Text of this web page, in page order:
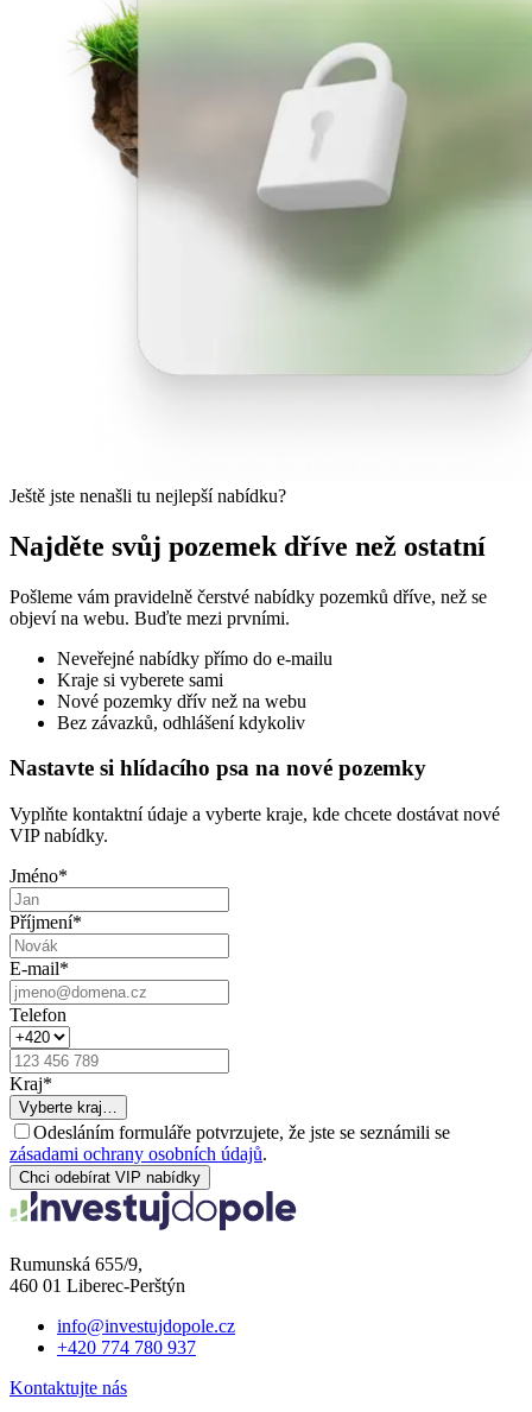
Ještě jste nenašli tu nejlepší nabídku?
Najděte svůj pozemek dříve než ostatní
Pošleme vám pravidelně čerstvé nabídky pozemků dříve, než se
objeví na webu. Buďte mezi prvními.
Neveřejné nabídky přímo do e-mailu
Kraje si vyberete sami
Nové pozemky dřív než na webu
Bez závazků, odhlášení kdykoliv
Nastavte si hlídacího psa na nové pozemky
Vyplňte kontaktní údaje a vyberte kraje, kde chcete dostávat nové
VIP nabídky.
Jméno*
Příjmení*
E-mail*
Telefon
Kraj*
Vyberte kraj…
Odesláním formuláře potvrzujete, že jste se seznámili se
zásadami ochrany osobních údajů.
Chci odebírat VIP nabídky
Rumunská 655/9,
460 01 Liberec-Perštýn
info@investujdopole.cz
+420 774 780 937
Kontaktujte nás